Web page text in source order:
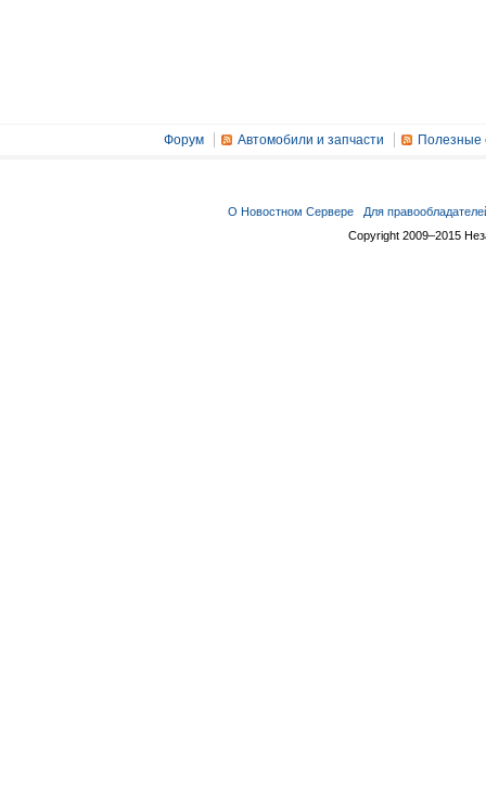
Форум Автомобили и запчасти Полезные
О Новостном Сервере
Для
Copyright 2009–2015